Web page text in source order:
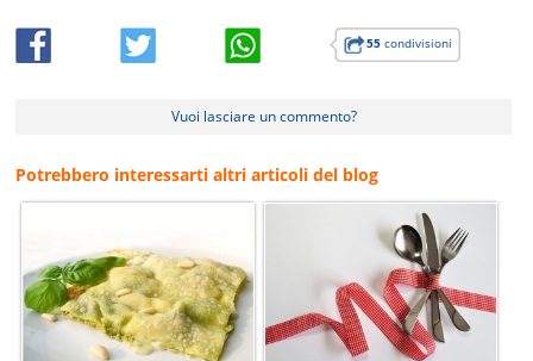
55condivisioni
Vuoi lasciare un commento?
Potrebbero interessarti altri articoli del blog